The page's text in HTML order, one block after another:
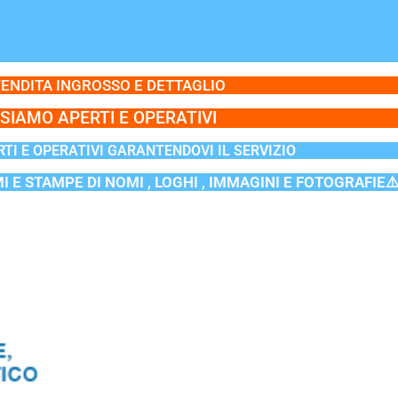
INGROSSO E DETTAGLIO
SIAMO APERTI E OPERATIVI
E OPERATIVI GARANTENDOVI IL SERVIZIO
E STAMPE DI NOMI , LOGHI , IMMAGINI E